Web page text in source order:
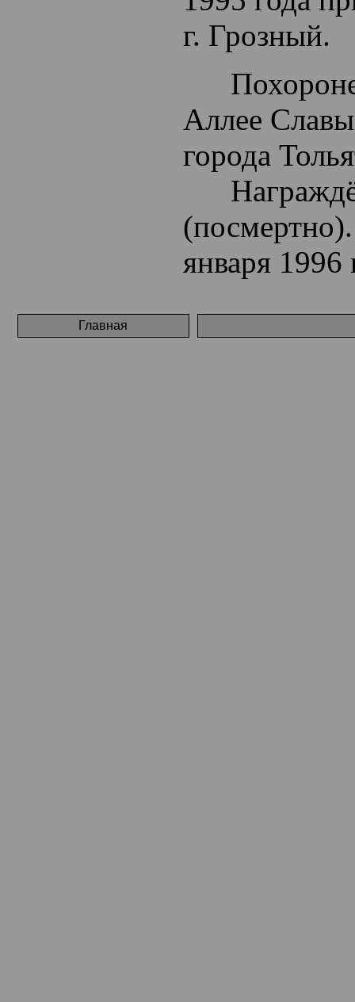
г. Грозный.
Аллее
города
января 1996
Главная